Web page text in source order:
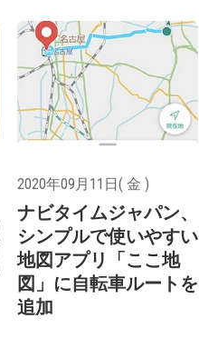
2020年09月11日( 金 )
ナビタイムジャパン、
シンプルで使いやすい
地図アプリ「ここ地
図」に自転車ルートを
追加